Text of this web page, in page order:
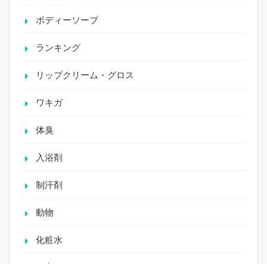
ボディーソープ
ランキング
リップクリーム・グロス
ワキガ
体臭
入浴剤
制汗剤
動物
化粧水